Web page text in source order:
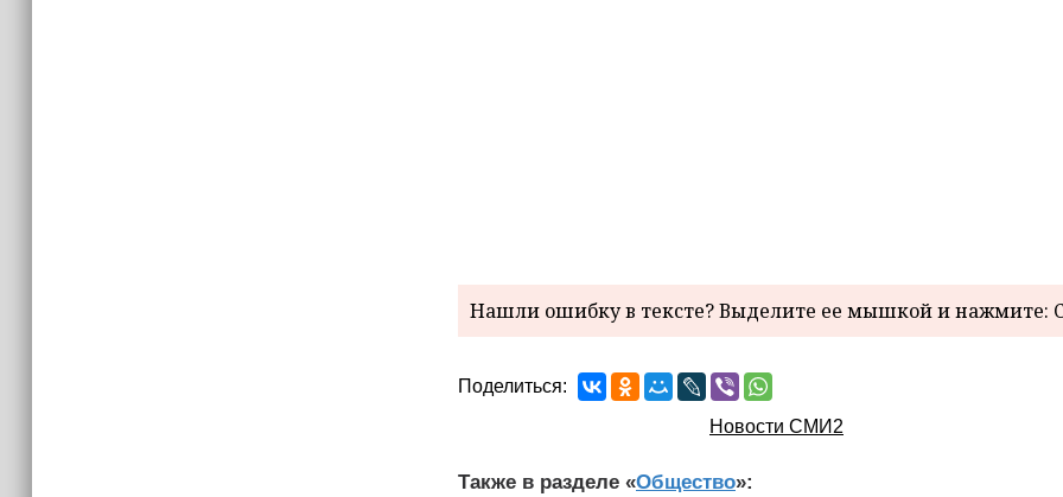
Нашли ошибку в тексте? Выделите ее мышкой и нажмите:
Поделиться:
Новости СМИ2
Также в разделе «Общество»: